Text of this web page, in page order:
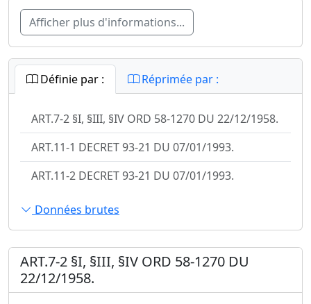
Afficher plus d'informations...
Définie par : Réprimée par :
ART.7-2 §I, §III, §IV ORD 58-1270 DU 22/12/1958.
ART.11-1 DECRET 93-21 DU 07/01/1993.
ART.11-2 DECRET 93-21 DU 07/01/1993.
Données brutes
ART.7-2 §I, §III, §IV ORD 58-1270 DU
22/12/1958.